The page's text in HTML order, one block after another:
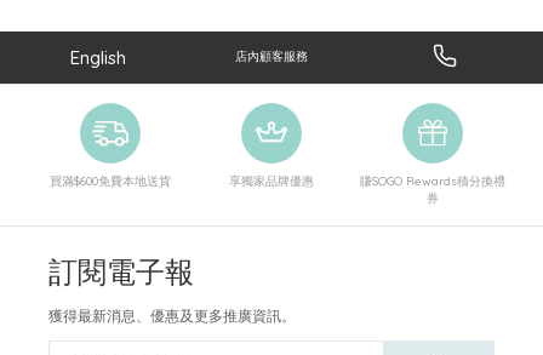
English 店內顧客服務
買滿$600免費本地送貨 享獨家品牌優惠
賺SOGO Rewards積分換禮
券
訂閱電子報
獲得最新消息、優惠及更多推廣資訊。